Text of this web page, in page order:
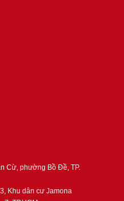
Cừ, phường Bồ Đề, TP.
Khu dân cư Jamona